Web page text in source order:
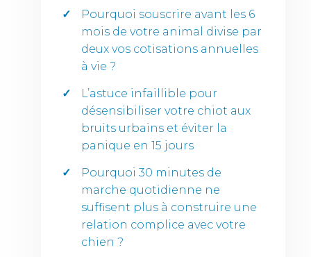
Pourquoi souscrire avant les 6
mois de votre animal divise par
deux vos cotisations annuelles
à vie ?
L’astuce infaillible pour
désensibiliser votre chiot aux
bruits urbains et éviter la
panique en 15 jours
Pourquoi 30 minutes de
marche quotidienne ne
suffisent plus à construire une
relation complice avec votre
chien ?